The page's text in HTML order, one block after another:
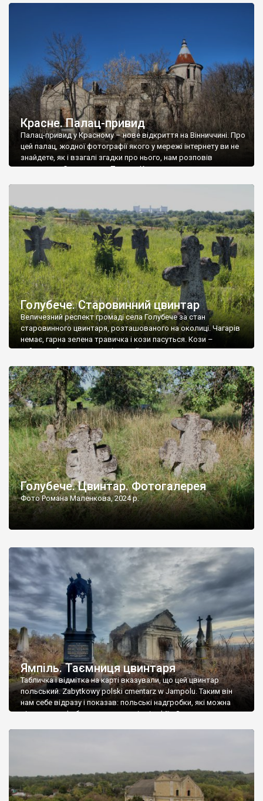
Красне. Палац-привид
Палац-привид у Красному – нове відкриття на Вінниччині. Про
цей палац, жодної фотографії якого у мережі інтернету ви не
знайдете, як і взагалі згадки про нього, нам розповів
мешканець Самгородка. Палац у Красному вразив не лише
Голубече. Старовинний цвинтар
Величезний респект громаді села Голубече за стан
старовинного цвинтаря, розташованого на околиці. Чагарів
немає, гарна зелена травичка і кози пасуться. Кози –
найкращий регулятор шкідливої, для старих кладовищ,
бруньками, кози ті бруньки обгризають, бо то улюблений
делікатес. На цвинтарі у Голубечому ціла колекція
різноманітних форм хрестів. Село відносно невелике, […]
Голубече. Цвинтар. Фотогалерея
Фото Романа Маленкова, 2024 р.
Ямпіль. Таємниця цвинтаря
Табличка і відмітка на карті вказували, що цей цвинтар
польський. Zabytkowy polski cmentarz w Jampolu. Таким він
нам себе відразу і показав: польські надгробки, які можна
віднести до фабричних, польські епітафії… Загалом цвинтар